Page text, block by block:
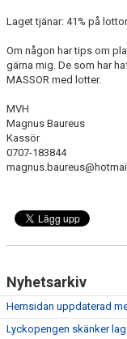
Laget tjänar: 41% på
Om någon har tips om
gärna mig. De som har
MASSOR med lotter.
MVH
Magnus Baureus
Kassör
0707-183844
Nyhetsarkiv
Hemsidan uppdaterad
Lyckopengen skänker